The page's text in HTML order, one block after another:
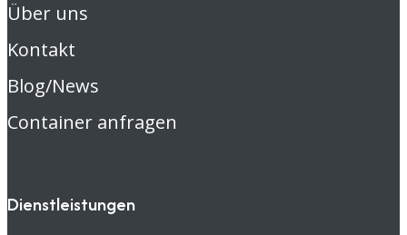
Über uns
Kontakt
Blog/News
Container anfragen
Dienstleistungen